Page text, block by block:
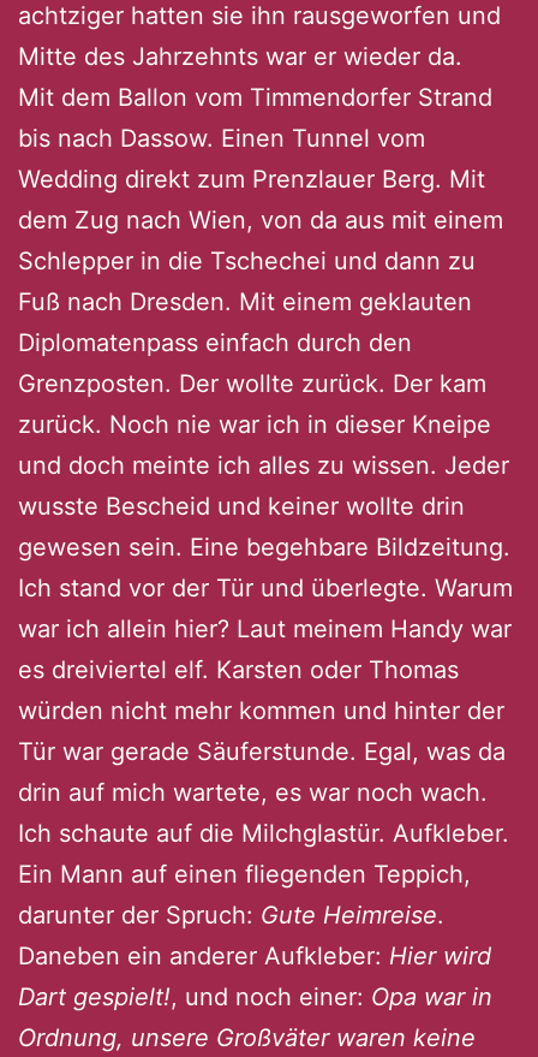
achtziger hatten sie ihn rausgeworfen und
Mitte des Jahrzehnts war er wieder da.
Mit dem Ballon vom Timmendorfer Strand
bis nach Dassow. Einen Tunnel vom
Wedding direkt zum Prenzlauer Berg. Mit
dem Zug nach Wien, von da aus mit einem
Schlepper in die Tschechei und dann zu
Fuß nach Dresden. Mit einem geklauten
Diplomatenpass einfach durch den
Grenzposten. Der wollte zurück. Der kam
zurück. Noch nie war ich in dieser Kneipe
und doch meinte ich alles zu wissen. Jeder
wusste Bescheid und keiner wollte drin
gewesen sein. Eine begehbare Bildzeitung.
Ich stand vor der Tür und überlegte. Warum
war ich allein hier? Laut meinem Handy war
es dreiviertel elf. Karsten oder Thomas
würden nicht mehr kommen und hinter der
Tür war gerade Säuferstunde. Egal, was da
drin auf mich wartete, es war noch wach.
Ich schaute auf die Milchglastür. Aufkleber.
Ein Mann auf einen fliegenden Teppich,
darunter der Spruch: Gute Heimreise.
Daneben ein anderer Aufkleber: Hier wird
Dart gespielt!, und noch einer: Opa war in
Ordnung, unsere Großväter waren keine